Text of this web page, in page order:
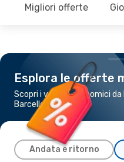
Migliori offerte
Esplora le offerte
Scopri i voli più economici da
Barcellona
Andata e ritorno